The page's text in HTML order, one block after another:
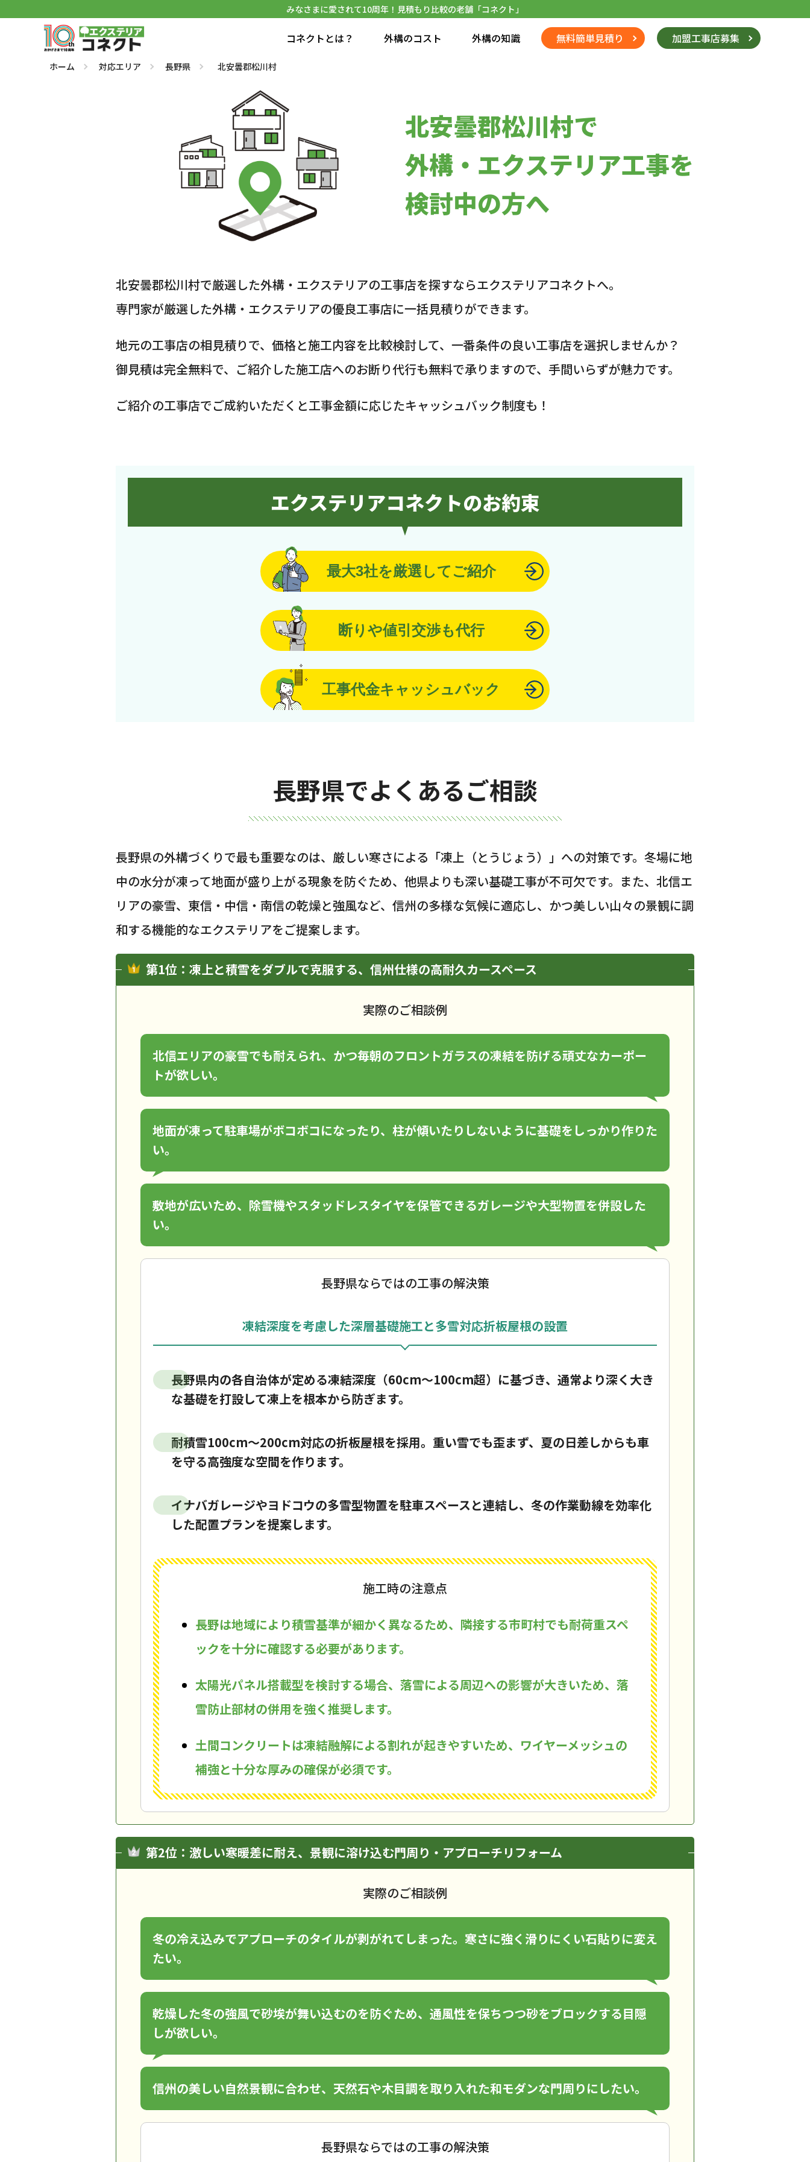
みなさまに愛されて10周年！見積もり比較の老舗「コネクト」
コネクトとは？ 外構のコスト 外構の知識 無料簡単見積り 加盟工事店募集
ホーム 対応エリア 長野県 北安曇郡松川村
北安曇郡松川村で
外構・エクステリア工事を
検討中の方へ
北安曇郡松川村で厳選した外構・エクステリアの工事店を探すならエクステリアコネクトへ。
専門家が厳選した外構・エクステリアの優良工事店に一括見積りができます。
地元の工事店の相見積りで、価格と施工内容を比較検討して、一番条件の良い工事店を選択しませんか？
御見積は完全無料で、ご紹介した施工店へのお断り代行も無料で承りますので、手間いらずが魅力です。
ご紹介の工事店でご成約いただくと工事金額に応じたキャッシュバック制度も！
エクステリアコネクトのお約束
最大3社を厳選してご紹介
断りや値引交渉も代行
工事代金キャッシュバック
長野県でよくあるご相談
長野県の外構づくりで最も重要なのは、厳しい寒さによる「凍上（とうじょう）」への対策です。冬場に地
中の水分が凍って地面が盛り上がる現象を防ぐため、他県よりも深い基礎工事が不可欠です。また、北信エ
リアの豪雪、東信・中信・南信の乾燥と強風など、信州の多様な気候に適応し、かつ美しい山々の景観に調
和する機能的なエクステリアをご提案します。
第1位：凍上と積雪をダブルで克服する、信州仕様の高耐久カースペース
実際のご相談例
北信エリアの豪雪でも耐えられ、かつ毎朝のフロントガラスの凍結を防げる頑丈なカーポー
トが欲しい。
地面が凍って駐車場がボコボコになったり、柱が傾いたりしないように基礎をしっかり作りた
い。
敷地が広いため、除雪機やスタッドレスタイヤを保管できるガレージや大型物置を併設した
い。
長野県ならではの工事の解決策
凍結深度を考慮した深層基礎施工と多雪対応折板屋根の設置
長野県内の各自治体が定める凍結深度（60cm〜100cm超）に基づき、通常より深く大き
な基礎を打設して凍上を根本から防ぎます。
耐積雪100cm〜200cm対応の折板屋根を採用。重い雪でも歪まず、夏の日差しからも車
を守る高強度な空間を作ります。
イナバガレージやヨドコウの多雪型物置を駐車スペースと連結し、冬の作業動線を効率化
した配置プランを提案します。
施工時の注意点
長野は地域により積雪基準が細かく異なるため、隣接する市町村でも耐荷重スペ
ックを十分に確認する必要があります。
太陽光パネル搭載型を検討する場合、落雪による周辺への影響が大きいため、落
雪防止部材の併用を強く推奨します。
土間コンクリートは凍結融解による割れが起きやすいため、ワイヤーメッシュの
補強と十分な厚みの確保が必須です。
第2位：激しい寒暖差に耐え、景観に溶け込む門周り・アプローチリフォーム
実際のご相談例
冬の冷え込みでアプローチのタイルが剥がれてしまった。寒さに強く滑りにくい石貼りに変え
たい。
乾燥した冬の強風で砂埃が舞い込むのを防ぐため、通風性を保ちつつ砂をブロックする目隠
しが欲しい。
信州の美しい自然景観に合わせ、天然石や木目調を取り入れた和モダンな門周りにしたい。
長野県ならではの工事の解決策